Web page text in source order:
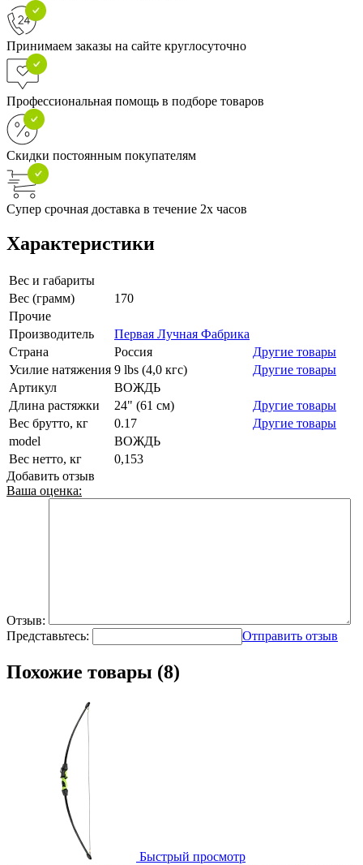
Принимаем заказы на сайте круглосуточно
Профессиональная помощь в подборе товаров
Скидки постоянным покупателям
Супер срочная доставка в течение 2х часов
Характеристики
Вес и габариты
Вес (грамм)
170
Прочие
Производитель
Первая Лучная Фабрика
Страна
Россия
Другие товары
Усилие натяжения 9 lbs (4,0 кгс)
Другие товары
Артикул
ВОЖДЬ
Длина растяжки
24" (61 см)
Другие товары
Вес брутто, кг
0.17
Другие товары
model
ВОЖДЬ
Вес нетто, кг
0,153
Добавить отзыв
Ваша оценка:
Отзыв:
Представьтесь:
Отправить отзыв
Похожие товары (8)
Быстрый просмотр